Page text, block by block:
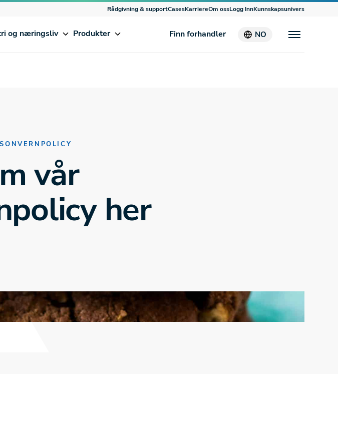
Rådgivning & supportCasesKarriereOm ossLogg InnKunnskapsunivers
og næringsliv Produkter Finn forhandler NO
vår
her